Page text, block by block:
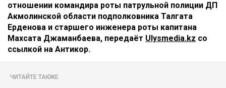
отношении командира роты патрульной полиции ДП
Акмолинской области подполковника Талгата
Ерденова и старшего инженера роты капитана
Махсата Джаманбаева, передаёт Ulysmedia.kz со
ссылкой на Антикор.
ЧИТАЙТЕ ТАКЖЕ